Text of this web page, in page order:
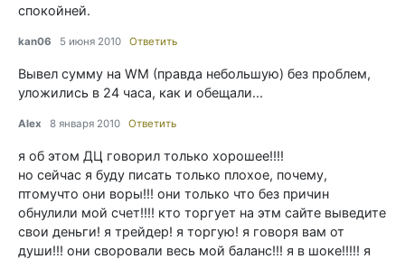
спокойней.
kan06 5 июня 2010 Ответить
Вывел сумму на WM (правда небольшую) без проблем,
уложились в 24 часа, как и обещали...
Alex 8 января 2010 Ответить
я об этом ДЦ говорил только хорошее!!!!
но сейчас я буду писать только плохое, почему,
птомучто они воры!!! они только что без причин
обнулили мой счет!!!! кто торгует на этм сайте выведите
свои деньги! я трейдер! я торгую! я говоря вам от
души!!! они своровали весь мой баланс!!! я в шоке!!!!! я